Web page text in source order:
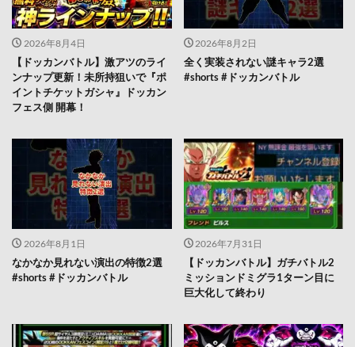
2026年8月4日
【ドッカンバトル】激アツのライ
ンナップ更新！未所持狙いで『ポ
イントチケットガシャ』ドッカン
フェス側 開幕！
2026年8月2日
全く実装されない謎キャラ2選
#shorts #ドッカンバトル
2026年8月1日
なかなか見れない演出の特徴2選
#shorts #ドッカンバトル
2026年7月31日
【ドッカンバトル】ガチバトル2
ミッションドミグラ1ターン目に
巨大化して終わり